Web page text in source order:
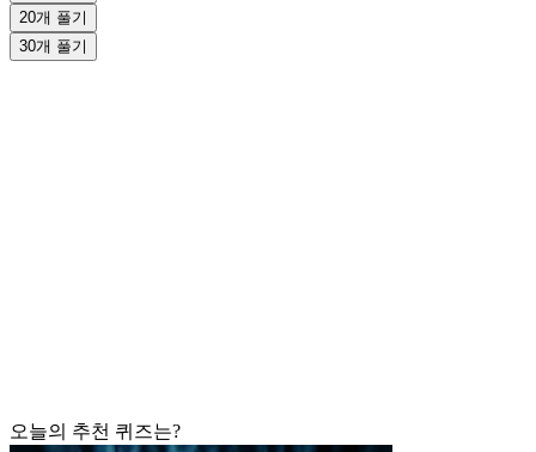
20개 풀기
30개 풀기
오늘의 추천 퀴즈는?